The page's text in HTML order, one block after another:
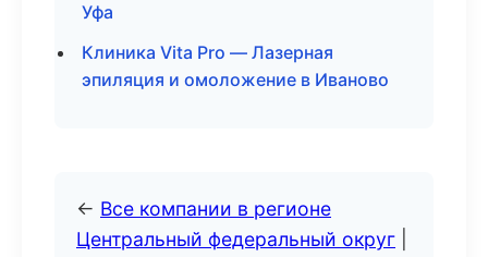
Уфа
Клиника Vita Pro — Лазерная
эпиляция и омоложение в Иваново
← Все компании в регионе
Центральный федеральный округ